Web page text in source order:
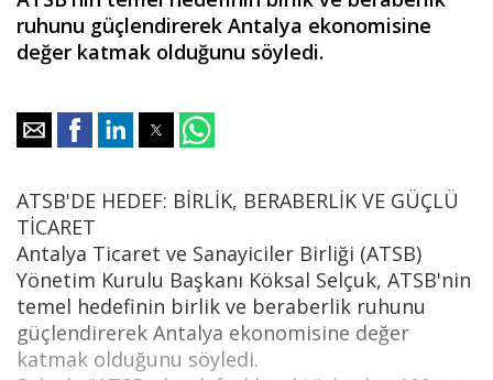
ruhunu güçlendirerek Antalya ekonomisine
değer katmak olduğunu söyledi.
ATSB'DE HEDEF: BİRLİK, BERABERLİK VE GÜÇLÜ
TİCARET
Antalya Ticaret ve Sanayiciler Birliği (ATSB)
Yönetim Kurulu Başkanı Köksal Selçuk, ATSB'nin
temel hedefinin birlik ve beraberlik ruhunu
güçlendirerek Antalya ekonomisine değer
katmak olduğunu söyledi.